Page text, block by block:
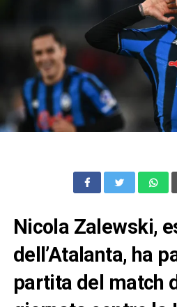
Nicola Zalewski,
dell’Atalanta, ha
partita del match